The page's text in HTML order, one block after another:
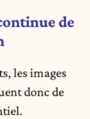
de
les images
donc de